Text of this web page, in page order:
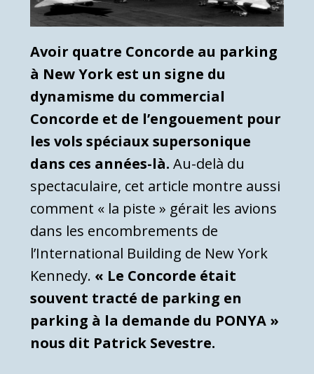
Avoir quatre Concorde au parking
à New York est un signe du
dynamisme du commercial
Concorde et de l’engouement pour
les vols spéciaux supersonique
dans ces années-là. Au-delà du
spectaculaire, cet article montre aussi
comment « la piste » gérait les avions
dans les encombrements de
l’International Building de New York
Kennedy. « Le Concorde était
souvent tracté de parking en
parking à la demande du PONYA »
nous dit Patrick Sevestre.